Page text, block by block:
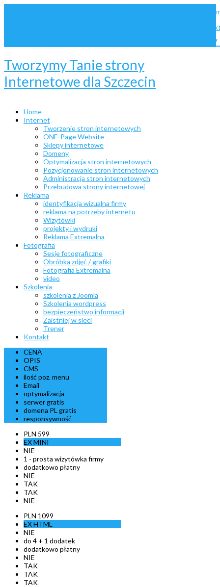
Tanie
Tworzymy Tanie strony
Internetowe dla Szczecin
Home
Internet
Tworzenie stron internetowych
ONE-Page Website
Sklepy internetowe
Domeny
Optymalizacja stron internetowych
Pozycjonowanie stron internetowych
Administracja stron internetowych
Przebudowa strony internetowej
Reklama
identyfikacja wizualna firmy
reklama na potrzeby internetu
Wizytówki
projekty i wydruki
Reklama Extremalna
Fotografia
Sesje fotograficzne
Obróbka zdjęć / grafiki
Fotografia Extremalna
video
Szkolenia
szkolenia z Joomla
Szkolenia wordpress
bezpieczeństwo informacji
Zaistniej w sieci
Trener
Kontakt
CENA
OPIS
CMS
ilość poz. menu
Email
optymalizacja
serwer gratis
domena PL gratis
responsywność
PLN 599
EXMINI
NIE
1 - prosta wizytówka firmy
dodatkowo płatny
NIE
TAK
TAK
NIE
PLN 1099
EXHTML
NIE
do 4 + 1 dodatek
dodatkowo płatny
NIE
TAK
TAK
TAK